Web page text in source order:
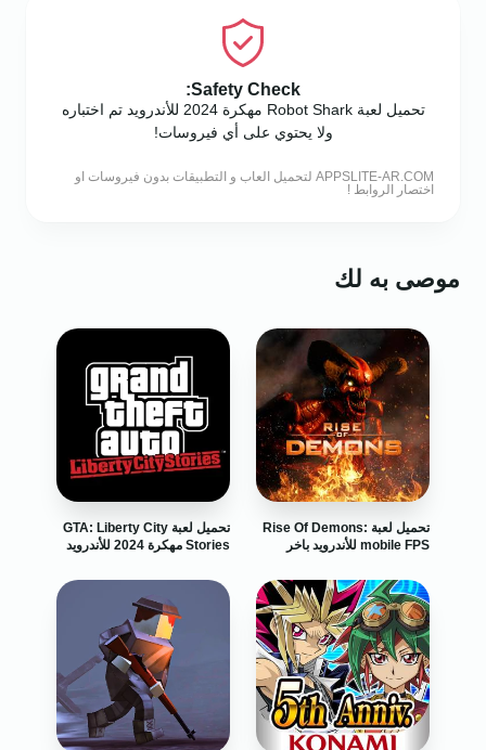
Safety Check:
تحميل لعبة Robot Shark مهكرة 2024 للأندرويد تم اختباره
ولا يحتوي على أي فيروسات!
APPSLITE-AR.COM لتحميل العاب و التطبيقات بدون فيروسات او
اختصار الروابط !
موصى به لك
تحميل لعبة GTA: Liberty City
Stories مهكرة 2024 للأندرويد
تحميل لعبة Rise Of Demons:
mobile FPS للأندرويد باخر